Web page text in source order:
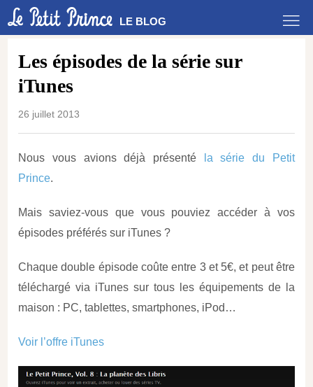
LE BLOG
Les épisodes de la série sur
iTunes
26 juillet 2013
Nous vous avions déjà présenté
la série du Petit
Prince.
Mais saviez-vous que vous pouviez accéder à vos
épisodes préférés sur iTunes ?
Chaque double épisode coûte entre 3 et 5€, et peut être
téléchargé via iTunes sur tous les équipements de la
maison : PC, tablettes, smartphones, iPod…
Voir l’offre iTunes